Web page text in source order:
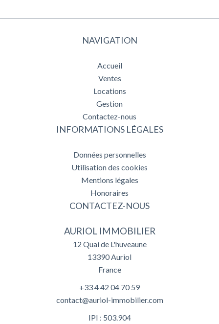
NAVIGATION
Accueil
Ventes
Locations
Gestion
Contactez-nous
INFORMATIONS LÉGALES
Données personnelles
Utilisation des cookies
Mentions légales
Honoraires
CONTACTEZ-NOUS
AURIOL IMMOBILIER
12 Quai de L'huveaune
13390Auriol
France
+33 4 42 04 70 59
contact@auriol-immobilier.com
IPI : 503.904